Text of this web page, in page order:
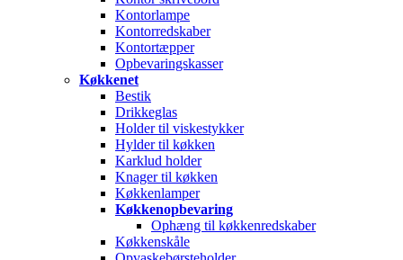
Kontorlampe
Kontorredskaber
Kontortæpper
Opbevaringskasser
Køkkenet
Bestik
Drikkeglas
Holder til viskestykker
Hylder til køkken
Karklud holder
Knager til køkken
Køkkenlamper
Køkkenopbevaring
Ophæng til køkkenredskaber
Køkkenskåle